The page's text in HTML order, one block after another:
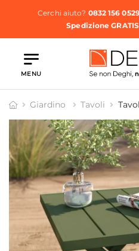
Cerchi aiuto? 0832 156
Spedizione GRATIS
MENU
Giardino Tavoli